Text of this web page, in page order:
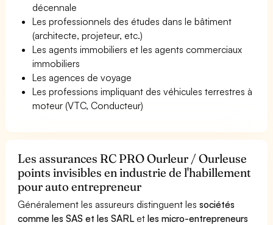
décennale
Les professionnels des études dans le bâtiment
(architecte, projeteur, etc.)
Les agents immobiliers et les agents commerciaux
immobiliers
Les agences de voyage
Les professions impliquant des véhicules terrestres à
moteur (VTC, Conducteur)
Les assurances RC PRO Ourleur / Ourleuse
points invisibles en industrie de l'habillement
pour auto entrepreneur
Généralement les assureurs distinguent lessociétés
comme les SAS et les SARL etles micro-entrepreneurs